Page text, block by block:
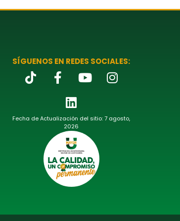
SÍGUENOS EN REDES SOCIALES:
Fecha de Actualización del sitio: 7 agosto,
2026